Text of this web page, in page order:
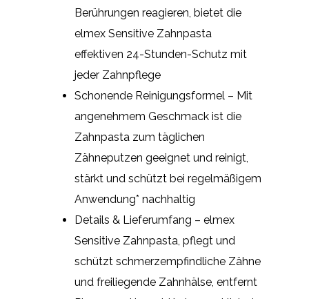
Berührungen reagieren, bietet die
elmex Sensitive Zahnpasta
effektiven 24-Stunden-Schutz mit
jeder Zahnpflege
Schonende Reinigungsformel – Mit
angenehmem Geschmack ist die
Zahnpasta zum täglichen
Zähneputzen geeignet und reinigt,
stärkt und schützt bei regelmäßigem
Anwendung* nachhaltig
Details & Lieferumfang – elmex
Sensitive Zahnpasta, pflegt und
schützt schmerzempfindliche Zähne
und freiliegende Zahnhälse, entfernt